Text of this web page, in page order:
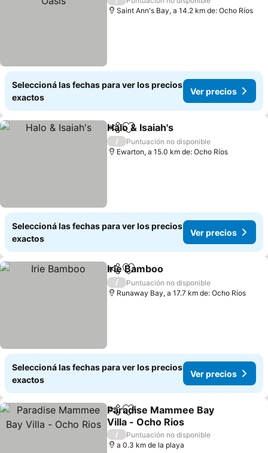
Saint Ann's Bay, a 14.2 km de: Ocho Ríos
Seleccioná las fechas para ver los precios
exactos
Ver precios
CompartirAñadir a favoritos
Halo & Isaiah's
/
Puntuación no disponible
Ewarton, a 15.0 km de: Ocho Ríos
Seleccioná las fechas para ver los precios
exactos
Ver precios
CompartirAñadir a favoritos
Irie Bamboo
/
Puntuación no disponible
Runaway Bay, a 17.7 km de: Ocho Ríos
Seleccioná las fechas para ver los precios
exactos
Ver precios
CompartirAñadir a favoritos
Paradise Mammee Bay
Villa - Ocho Rios
/
Puntuación no disponible
a 0.3 km de la playa